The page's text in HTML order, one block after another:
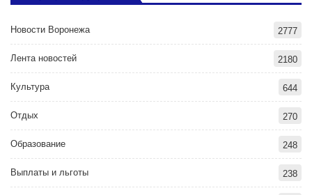
Новости Воронежа 2777
Лента новостей 2180
Культура 644
Отдых 270
Образование 248
Выплаты и льготы 238